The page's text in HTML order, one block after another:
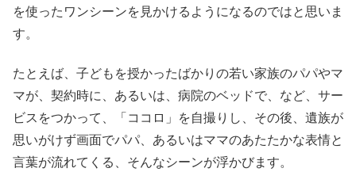
を使ったワンシーンを見かけるようになるのではと思いま
す。
たとえば、子どもを授かったばかりの若い家族のパパやマ
マが、契約時に、あるいは、病院のベッドで、など、サー
ビスをつかって、「ココロ」を自撮りし、その後、遺族が
思いがけず画面でパパ、あるいはママのあたたかな表情と
言葉が流れてくる、そんなシーンが浮かびます。